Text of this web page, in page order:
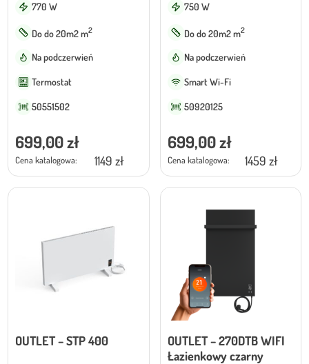
770 W
Do do 20m2 m2
Na podczerwień
Termostat
50551502
699,00zł
Cena katalogowa: 1149 zł
750 W
Do do 20m2 m2
Na podczerwień
Smart Wi-Fi
50920125
699,00zł
Cena katalogowa: 1459 zł
OUTLET – STP 400
OUTLET – 270DTB WIFI
Łazienkowy czarny